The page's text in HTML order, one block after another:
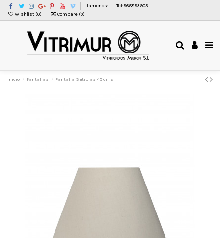
Llamenos:
Tel:968893905
Wishlist (0) Compare (0)
Inicio Pantallas Pantalla Satiplas 45 cms